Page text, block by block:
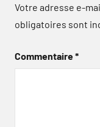
Votre adresse e-
obligatoires sont
Commentaire*